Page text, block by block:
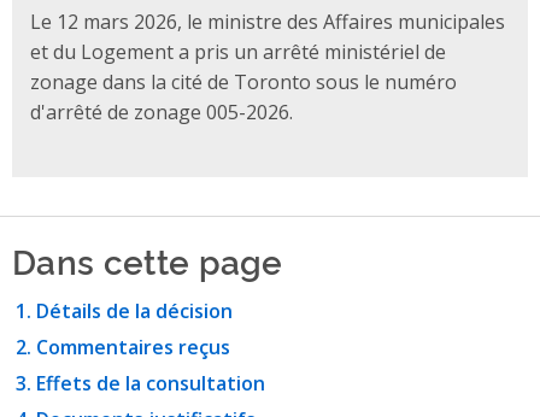
Le 12 mars 2026, le ministre des Affaires municipales
et du Logement a pris un arrêté ministériel de
zonage dans la cité de Toronto sous le numéro
d'arrêté de zonage 005-2026.
Dans cette page
Détails de la décision
Commentaires reçus
Effets de la consultation